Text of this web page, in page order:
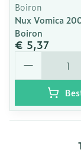
Boiron
Nux Vomica
Boiron
€ 5,37
Aantal